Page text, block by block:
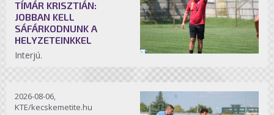
TÍMÁR KRISZTIÁN:
JOBBAN KELL
SÁFÁRKODNUNK A
HELYZETEINKKEL
Interjú.
2026-08-06,
KTE/kecskemetite.hu